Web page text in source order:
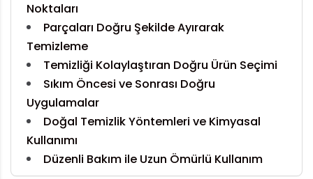
Noktaları
Parçaları Doğru Şekilde Ayırarak
Temizleme
Temizliği Kolaylaştıran Doğru Ürün Seçimi
Sıkım Öncesi ve Sonrası Doğru
Uygulamalar
Doğal Temizlik Yöntemleri ve Kimyasal
Kullanımı
Düzenli Bakım ile Uzun Ömürlü Kullanım